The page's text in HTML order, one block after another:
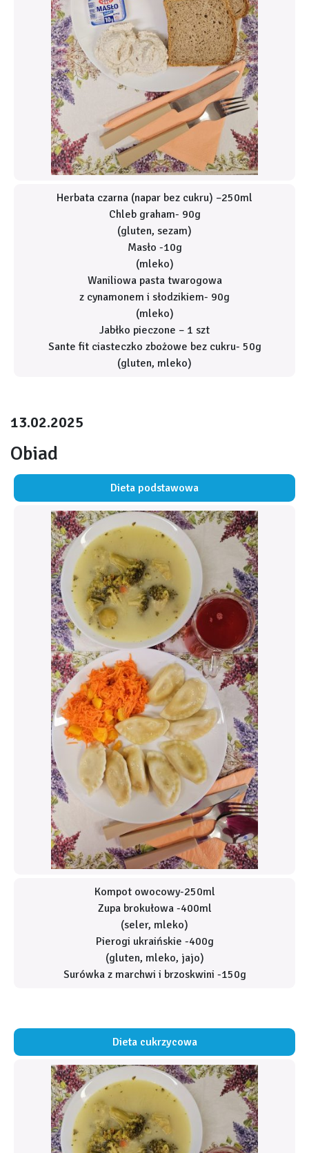
Herbata czarna (napar bez cukru) –250ml
Chleb graham- 90g
(gluten, sezam)
Masło -10g
(mleko)
Waniliowa pasta twarogowa
z cynamonem i słodzikiem- 90g
(mleko)
Jabłko pieczone – 1 szt
Sante fit ciasteczko zbożowe bez cukru- 50g
(gluten, mleko)
13.02.2025
Obiad
Dieta podstawowa
Kompot owocowy-250ml
Zupa brokułowa -400ml
(seler, mleko)
Pierogi ukraińskie -400g
(gluten, mleko, jajo)
Surówka z marchwi i brzoskwini -150g
Dieta cukrzycowa